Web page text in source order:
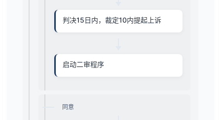
判决15日内，裁定10内提起上诉
启动二审程序
同意